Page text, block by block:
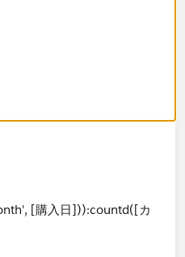
[購入日])):countd([カ